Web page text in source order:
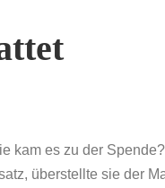
kam es zu der
überstellte sie der